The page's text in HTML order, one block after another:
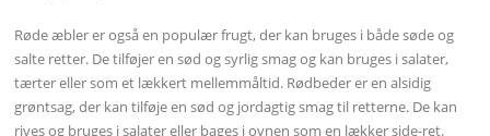
Røde æbler er også en populær frugt, der kan bruges i både søde og
salte retter. De tilføjer en sød og syrlig smag og kan bruges i salater,
tærter eller som et lækkert mellemmåltid. Rødbeder er en alsidig
grøntsag, der kan tilføje en sød og jordagtig smag til retterne. De kan
rives og bruges i salater eller bages i ovnen som en lækker side-ret.